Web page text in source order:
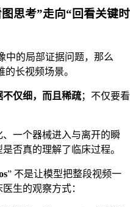
思考”走向“回看关键时
中的局部证据问题，那么
的长视频场景。
不仅细，而且稀疏；不仅要看
一个器械进入与离开的瞬
否真的理解了临床过程。
” 不是让模型把整段视频一
生的观察方式：